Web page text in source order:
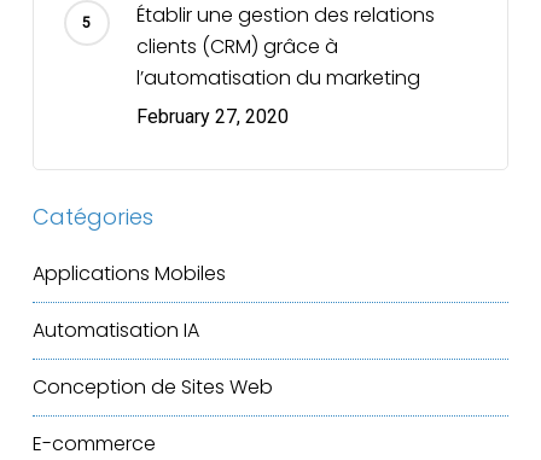
Établir une gestion des relations
clients (CRM) grâce à
l’automatisation du marketing
February 27, 2020
Catégories
Applications Mobiles
Automatisation IA
Conception de Sites Web
E-commerce